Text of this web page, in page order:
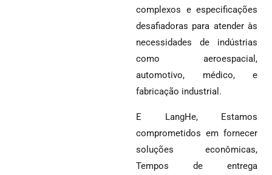
complexos e especificações
desafiadoras para atender às
necessidades de indústrias
como aeroespacial,
automotivo, médico, e
fabricação industrial.
E LangHe, Estamos
comprometidos em fornecer
soluções econômicas,
Tempos de entrega